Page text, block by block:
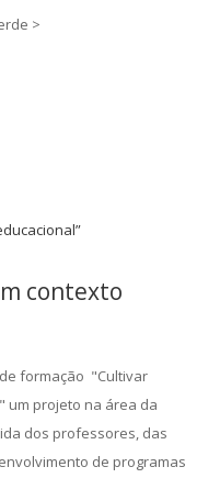
>
contexto
formação "Cultivar
um projeto na área da
dos professores, das
de programas